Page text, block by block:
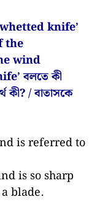
knife’
the
wind
বলতে কী
কী? / বাতাসকে
is referred to
is so sharp
blade.